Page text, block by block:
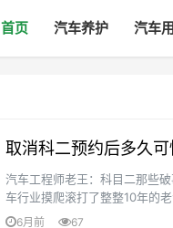
首页 汽车养护 汽车
取消科二预约后多久可
汽车工程师老王：科目二那些
车行业摸爬滚打了整整10年的
目二考试。约考？取消？随你便
6月前 67